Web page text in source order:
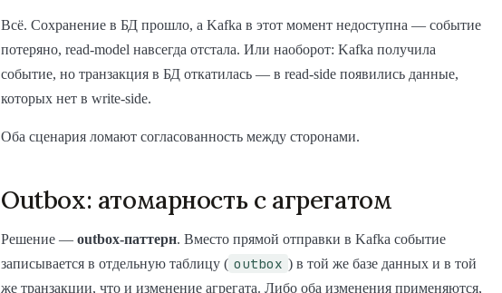
Всё. Сохранение в БД прошло, а Kafka в этот момент недоступна — событие
потеряно, read-model навсегда отстала. Или наоборот: Kafka получила
событие, но транзакция в БД откатилась — в read-side появились данные,
которых нет в write-side.
Оба сценария ломают согласованность между сторонами.
Outbox: атомарность с агрегатом
Решение — outbox-паттерн. Вместо прямой отправки в Kafka событие
записывается в отдельную таблицу ( outbox ) в той же базе данных и в той
же транзакции, что и изменение агрегата. Либо оба изменения применяются,